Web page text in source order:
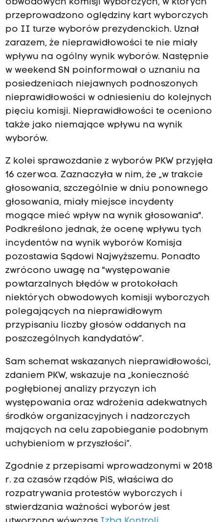
obwodowych komisji wyborczych, w których
przeprowadzono oględziny kart wyborczych
po II turze wyborów prezydenckich. Uznał
zarazem, że nieprawidłowości te nie miały
wpływu na ogólny wynik wyborów. Następnie
w weekend SN poinformował o uznaniu na
posiedzeniach niejawnych podnoszonych
nieprawidłowości w odniesieniu do kolejnych
pięciu komisji. Nieprawidłowości te oceniono
także jako niemające wpływu na wynik
wyborów.
Z kolei sprawozdanie z wyborów PKW przyjęła
16 czerwca. Zaznaczyła w nim, że „w trakcie
głosowania, szczególnie w dniu ponownego
głosowania, miały miejsce incydenty
mogące mieć wpływ na wynik głosowania".
Podkreślono jednak, że ocenę wpływu tych
incydentów na wynik wyborów Komisja
pozostawia Sądowi Najwyższemu. Ponadto
zwrócono uwagę na "występowanie
powtarzalnych błędów w protokołach
niektórych obwodowych komisji wyborczych
polegających na nieprawidłowym
przypisaniu liczby głosów oddanych na
poszczególnych kandydatów”.
Sam schemat wskazanych nieprawidłowości,
zdaniem PKW, wskazuje na „konieczność
pogłębionej analizy przyczyn ich
występowania oraz wdrożenia adekwatnych
środków organizacyjnych i nadzorczych
mających na celu zapobieganie podobnym
uchybieniom w przyszłości”.
Zgodnie z przepisami wprowadzonymi w 2018
r. za czasów rządów PiS, właściwa do
rozpatrywania protestów wyborczych i
stwierdzania ważności wyborów jest